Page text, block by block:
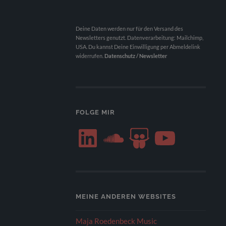
Deine Daten werden nur für den Versand des
Newsletters genutzt. Datenverarbeitung: Mailchimp,
USA. Du kannst Deine Einwilligung per Abmeldelink
widerrufen. Datenschutz / Newsletter
FOLGE MIR
LinkedIn SoundCloudSlideShare
MEINE ANDEREN WEBSITES
Maja Roedenbeck Music